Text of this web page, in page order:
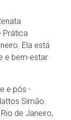
Prática
Ela está
e bem-estar
e pós -
Simão.
de Janeiro,